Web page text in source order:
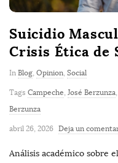
Suicidio
Crisis Ética de
In Blog Opinion Social
Tags Campeche José Berzunza
Berzunza
abril 26, 2026 Deja un
Análisis académico sobre